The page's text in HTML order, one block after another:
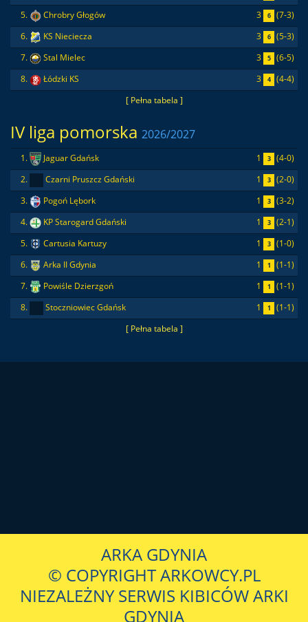
[ Pełna tabela ]
5.
Chrobry Głogów 3 6
(7-3)
6.
KS Nieciecza 3 6
(5-3)
7.
Stal Mielec 3 5
(6-5)
8.
Łódzki KS 3 4 (4-4)
IV liga pomorska 2026/2027
[ Pełna tabela ]
1. Jaguar Gdańsk 1 3
(4-0)
2.
Czarni Pruszcz Gdański 1 3
(2-0)
3.
Pogoń Lębork 1 3
(3-2)
4.
KP Starogard Gdański 1 3
(2-1)
5.
Cartusia Kartuzy 1 3
(1-0)
6.
Arka II Gdynia 1 1
(1-1)
7.
Powiśle Dzierzgoń 1 1
(1-1)
8.
Stoczniowiec Gdańsk 1 1 (1-1)
ARKA GDYNIA
© COPYRIGHT ARKOWCY.PL
NIEZALEŻNY SERWIS KIBICÓW ARKI
GDYNIA